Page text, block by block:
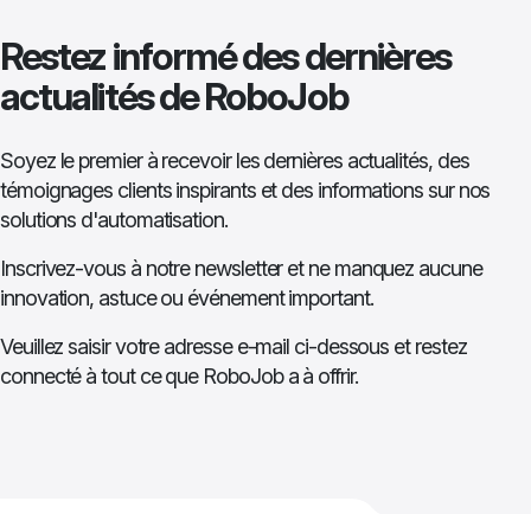
Restez informé des dernières
actualités de RoboJob
Soyez le premier à recevoir les dernières actualités, des
témoignages clients inspirants et des informations sur nos
solutions d'automatisation.
Inscrivez-vous à notre newsletter et ne manquez aucune
innovation, astuce ou événement important.
Veuillez saisir votre adresse e-mail ci-dessous et restez
connecté à tout ce que RoboJob a à offrir.